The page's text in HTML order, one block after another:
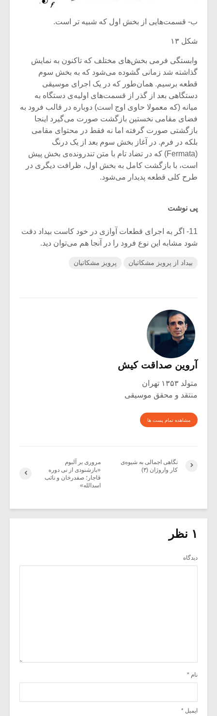
ب- قسمت‌هایی از بخش اول که شبیه تر است.
شکل ۱۳
وابستگی فرمی بخش‌های مختلف که تاکنون به نمایش
گذاشته شد زمانی گشوده می‌شود که به بخش سوم
قطعه برسیم. همان‌‌طور که در یک اجرای موسیقی
دستگاهی بعد از گذر از قسمت‌های اولیه‌ی دستگاه به
میانه (که معمولا حاوی اوج است) دوباره در قالب فرود به
فضای مقامی نخستین بازگشت صورت می‌گیرد اینجا
بازگشتی صورت گرفته اما نه فقط در محتوای مقامی
بلکه در فرم. در آغاز بخش سوم بعد از یک درنگ
(Fermata) که در تضاد تام با متن تندرونده‌ی بخش پیش
است، با بازگشت کامل به بخش اول، ظرافت دیگری در
طرح کلی قطعه پدیدار می‌شود.
پی نوشت
11- اگر به اجرای قطعات آوازی در خود کاست بیداد دقت
شود مشابه این نوع فرود را در آنجا هم می‌توان دید.
بیداد از پرویز مشکاتیان پرویز مشکاتیان
آروین صداقت کیش
متولد ۱۳۵۳ تهران
منتقد و محقق موسیقی
مشاهده تمام پست ها
مروری بر آلبوم
«بازشنودی از نی دوره
قاجار؛ صفدرخان و نائب
اسدالله»
نگاهی اجمالی به شیوه‌ی
کار واروژان (۳)
۱ نظر
دیدگاه
نام *
ایمیل *